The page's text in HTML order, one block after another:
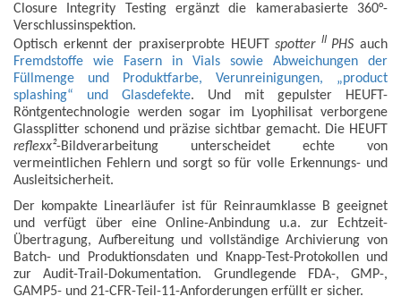
Closure Integrity Testing ergänzt die kamerabasierte 360°-
Verschlussinspektion.
Optisch erkennt der praxiserprobte HEUFTspotter II PHS auch
Fremdstoffe wie Fasern in Vials sowie Abweichungen der
Füllmenge und Produktfarbe, Verunreinigungen, „product
splashing“ und Glasdefekte. Und mit gepulster HEUFT-
Röntgentechnologie werden sogar im Lyophilisat verborgene
Glassplitter schonend und präzise sichtbar gemacht. Die HEUFT
reflexx²-Bildverarbeitung unterscheidet echte von
vermeintlichen Fehlern und sorgt so für volle Erkennungs- und
Ausleitsicherheit.
Der kompakte Linearläufer ist für Reinraumklasse B geeignet
und verfügt über eine Online-Anbindung u.a. zur Echtzeit-
Übertragung, Aufbereitung und vollständige Archivierung von
Batch- und Produktionsdaten und Knapp-Test-Protokollen und
zur Audit-Trail-Dokumentation. Grundlegende FDA-, GMP-,
GAMP5- und 21-CFR-Teil-11-Anforderungen erfüllt er sicher.